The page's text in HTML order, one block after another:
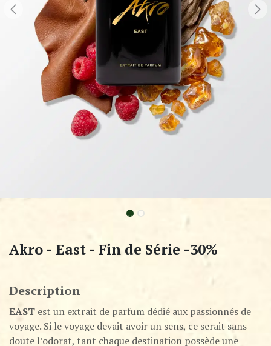
Akro - East - Fin de Série -30%
Description
EAST est un extrait de parfum dédié aux passionnés de
voyage. Si le voyage devait avoir un sens, ce serait sans
doute l’odorat, tant chaque destination possède une